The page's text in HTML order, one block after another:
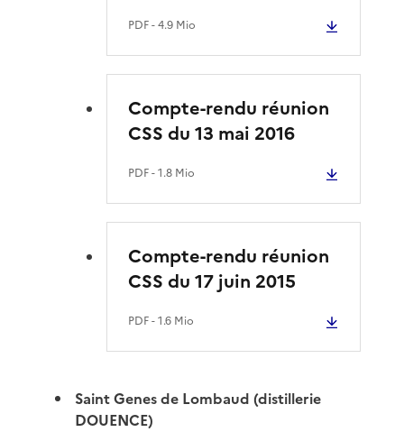
PDF- 4.9 Mio
Compte-rendu réunion
CSS du 13 mai 2016
PDF- 1.8 Mio
Compte-rendu réunion
CSS du 17 juin 2015
PDF- 1.6 Mio
Saint Genes de Lombaud (distillerie
DOUENCE)